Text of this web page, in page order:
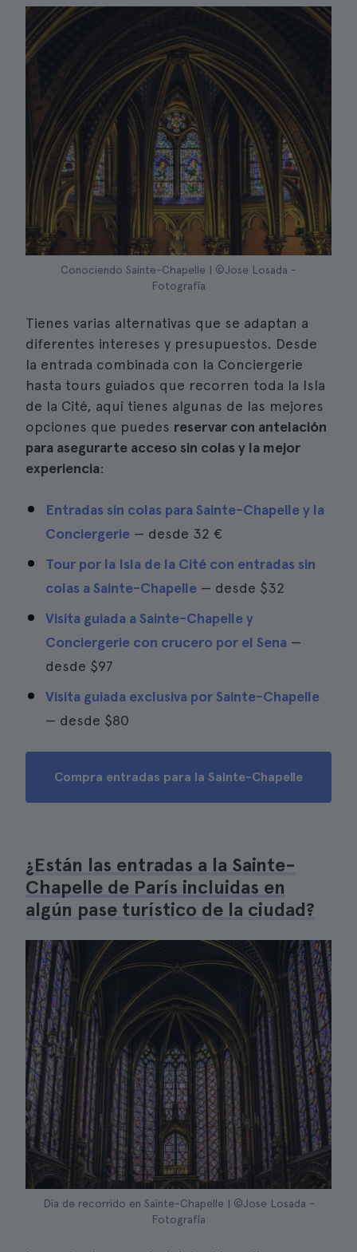
Conociendo Sainte-Chapelle | ©Jose Losada -
Fotografía
Tienes varias alternativas que se adaptan a
diferentes intereses y presupuestos. Desde
la entrada combinada con la Conciergerie
hasta tours guiados que recorren toda la Isla
de la Cité, aquí tienes algunas de las mejores
opciones que puedes reservar con antelación
para asegurarte acceso sin colas y la mejor
experiencia:
Entradas sin colas para Sainte-Chapelle y la
Conciergerie — desde 32 €
Tour por la Isla de la Cité con entradas sin
colas a Sainte-Chapelle — desde $32
Visita guiada a Sainte-Chapelle y
Conciergerie con crucero por el Sena —
desde $97
Visita guiada exclusiva por Sainte-Chapelle
— desde $80
Compra entradas para la Sainte-Chapelle
¿Están las entradas a la Sainte-
Chapelle de París incluidas en
algún pase turístico de la ciudad?
Dia de recorrido en Sainte-Chapelle | ©Jose Losada -
Fotografía